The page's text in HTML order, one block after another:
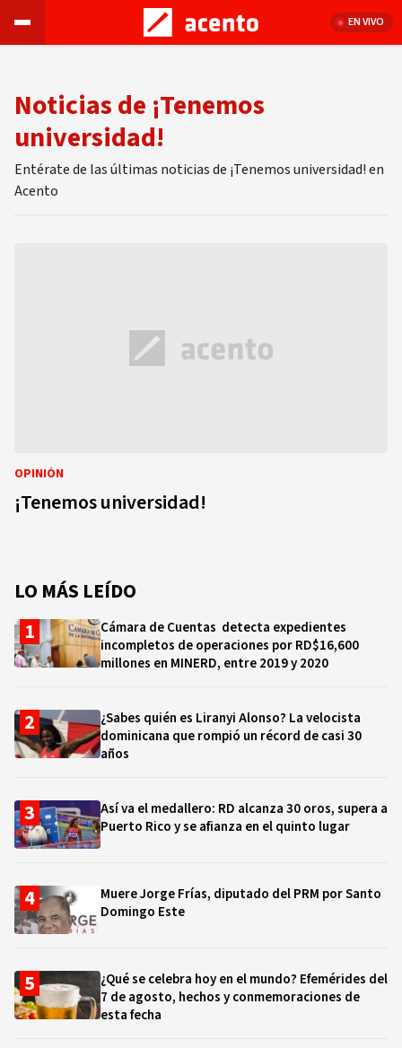
EN VIVO
Noticias de ¡Tenemos
universidad!
Entérate de las últimas noticias de ¡Tenemos universidad! en
Acento
OPINIÓN
¡Tenemos universidad!
LO MÁS LEÍDO
Cámara de Cuentas detecta expedientes
incompletos de operaciones por RD$16,600
millones en MINERD, entre 2019 y 2020
¿Sabes quién es Liranyi Alonso? La velocista
dominicana que rompió un récord de casi 30
años
Así va el medallero: RD alcanza 30 oros, supera a
Puerto Rico y se afianza en el quinto lugar
Muere Jorge Frías, diputado del PRM por Santo
Domingo Este
¿Qué se celebra hoy en el mundo? Efemérides del
7 de agosto, hechos y conmemoraciones de
esta fecha